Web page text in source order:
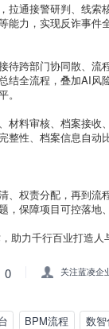
拉通接警研判、线
能力，实现反诈事
待跨部门协同散、
结全流程，叠加AI
材料审核、档案接
整性、档案信息自动
、权责分配，再到流
保障项目可控落地
助力千行百业打造人
0 关注蓝凌企
BPM流程 数